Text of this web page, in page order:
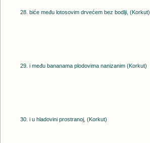
28. biće među lotosovim drvećem bez bodlji, (Korkut)
29. i među bananama plodovima nanizanim (Korkut)
30. i u hladovini prostranoj, (Korkut)